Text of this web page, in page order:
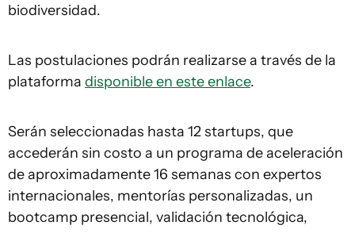
biodiversidad.
Las postulaciones podrán realizarse a través de la
plataforma disponible en este enlace.
Serán seleccionadas hasta 12 startups, que
accederán sin costo a un programa de aceleración
de aproximadamente 16 semanas con expertos
internacionales, mentorías personalizadas, un
bootcamp presencial, validación tecnológica,